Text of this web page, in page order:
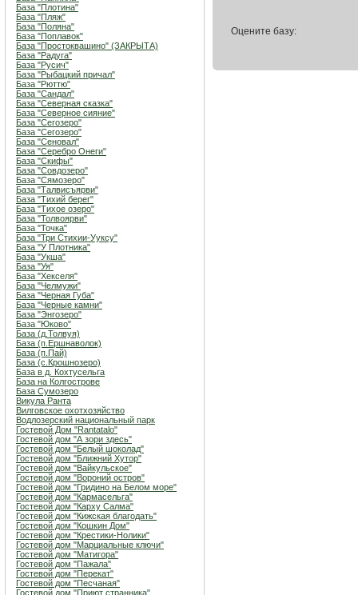
База "Плотина"
База "Пляж"
База "Поляна"
База "Поплавок"
База "Простоквашино" (ЗАКРЫТА)
База "Радуга"
База "Русич"
База "Рыбацкий причал"
База "Рюттю"
База "Сандал"
База "Северная сказка"
База "Северное сияние"
База "Сегозеро"
База "Сегозеро"
База "Сеновал"
База "Серебро Онеги"
База "Скифы"
База "Совдозеро"
База "Сямозеро"
База "Талвисъярви"
База "Тихий берег"
База "Тихое озеро"
База "Толвоярви"
База "Точка"
База "Три Стихии-Ууксу"
База "У Плотника"
База "Укша"
База "Уя"
База "Хекселя"
База "Челмужи"
База "Черная Губа"
База "Черные камни"
База "Энгозеро"
База "Юково"
База (д.Толвуя)
База (п.Ершнаволок)
База (п.Пай)
База (с.Крошнозеро)
База в д. Кохтусельга
База на Колгострове
База Сумозеро
Викула Ранта
Вилговское охотхозяйство
Водлозерский национальный парк
Гостевой Дом "Rantatalo"
Гостевой дом "А зори здесь"
Гостевой дом "Белый шоколад"
Гостевой дом "Ближний Хутор"
Гостевой дом "Вайкульское"
Гостевой дом "Вороний остров"
Гостевой дом "Гридино на Белом море"
Гостевой дом "Кармасельга"
Гостевой дом "Карху Салма"
Гостевой дом "Кижская благодать"
Гостевой дом "Кошкин Дом"
Гостевой дом "Крестики-Нолики"
Гостевой дом "Марциальные ключи"
Гостевой дом "Матигора"
Гостевой дом "Пажала"
Гостевой дом "Перекат"
Гостевой дом "Песчаная"
Гостевой дом "Приют странника"
Оцените базу: